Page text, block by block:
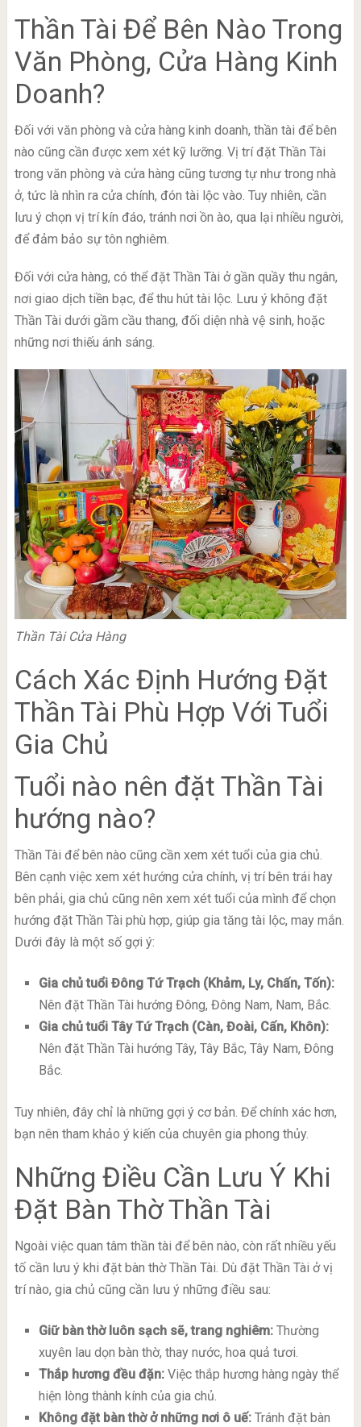
Thần Tài Để Bên Nào Trong
Văn Phòng, Cửa Hàng Kinh
Doanh?
Đối với văn phòng và cửa hàng kinh doanh, thần tài để bên
nào cũng cần được xem xét kỹ lưỡng. Vị trí đặt Thần Tài
trong văn phòng và cửa hàng cũng tương tự như trong nhà
ở, tức là nhìn ra cửa chính, đón tài lộc vào. Tuy nhiên, cần
lưu ý chọn vị trí kín đáo, tránh nơi ồn ào, qua lại nhiều người,
để đảm bảo sự tôn nghiêm.
Đối với cửa hàng, có thể đặt Thần Tài ở gần quầy thu ngân,
nơi giao dịch tiền bạc, để thu hút tài lộc. Lưu ý không đặt
Thần Tài dưới gầm cầu thang, đối diện nhà vệ sinh, hoặc
những nơi thiếu ánh sáng.
Thần Tài Cửa Hàng
Cách Xác Định Hướng Đặt
Thần Tài Phù Hợp Với Tuổi
Gia Chủ
Tuổi nào nên đặt Thần Tài
hướng nào?
Thần Tài để bên nào cũng cần xem xét tuổi của gia chủ.
Bên cạnh việc xem xét hướng cửa chính, vị trí bên trái hay
bên phải, gia chủ cũng nên xem xét tuổi của mình để chọn
hướng đặt Thần Tài phù hợp, giúp gia tăng tài lộc, may mắn.
Dưới đây là một số gợi ý:
Gia chủ tuổi Đông Tứ Trạch (Khảm, Ly, Chấn, Tốn):
Nên đặt Thần Tài hướng Đông, Đông Nam, Nam, Bắc.
Gia chủ tuổi Tây Tứ Trạch (Càn, Đoài, Cấn, Khôn):
Nên đặt Thần Tài hướng Tây, Tây Bắc, Tây Nam, Đông
Bắc.
Tuy nhiên, đây chỉ là những gợi ý cơ bản. Để chính xác hơn,
bạn nên tham khảo ý kiến của chuyên gia phong thủy.
Những Điều Cần Lưu Ý Khi
Đặt Bàn Thờ Thần Tài
Ngoài việc quan tâm thần tài để bên nào, còn rất nhiều yếu
tố cần lưu ý khi đặt bàn thờ Thần Tài. Dù đặt Thần Tài ở vị
trí nào, gia chủ cũng cần lưu ý những điều sau:
Giữ bàn thờ luôn sạch sẽ, trang nghiêm:Thường
xuyên lau dọn bàn thờ, thay nước, hoa quả tươi.
Thắp hương đều đặn:Việc thắp hương hàng ngày thể
hiện lòng thành kính của gia chủ.
Không đặt bàn thờ ở những nơi ô uế:Tránh đặt bàn